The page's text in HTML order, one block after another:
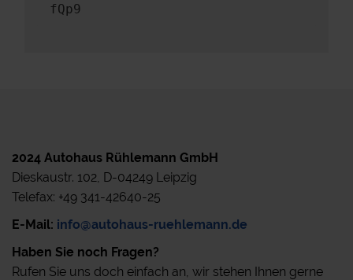
fQp9
2024 Autohaus Rühlemann GmbH
Dieskaustr. 102, D-04249 Leipzig
Telefax: +49 341-42640-25
E-Mail: info@autohaus-ruehlemann.de
Haben Sie noch Fragen?
Rufen Sie uns doch einfach an, wir stehen Ihnen gerne